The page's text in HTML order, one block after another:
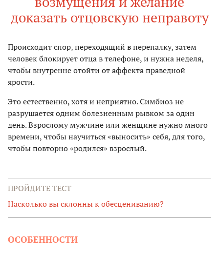
доказать отцовскую неправоту
Происходит спор, переходящий в перепалку, затем
человек блокирует отца в телефоне, и нужна неделя,
чтобы внутренне отойти от аффекта праведной
ярости.
Это естественно, хотя и неприятно. Симбиоз не
разрушается одним болезненным рывком за один
день. Взрослому мужчине или женщине нужно много
времени, чтобы научиться «выносить» себя, для того,
чтобы повторно «родился» взрослый.
ПРОЙДИТЕ ТЕСТ
Насколько вы склонны к обесцениванию?
ОСОБЕННОСТИ